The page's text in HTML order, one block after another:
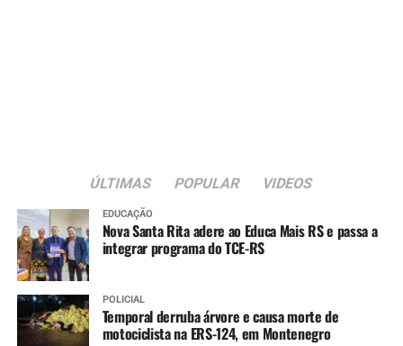
ÚLTIMAS POPULAR VIDEOS
EDUCAÇÃO
Nova Santa Rita adere ao Educa Mais RS e passa a
integrar programa do TCE-RS
POLICIAL
Temporal derruba árvore e causa morte de
motociclista na ERS-124, em Montenegro